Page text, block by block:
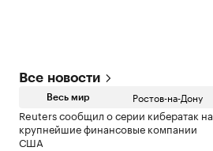
Все новости
Весь мир Ростов-на-Дону
Reuters сообщил о серии кибератак на
крупнейшие финансовые компании
США